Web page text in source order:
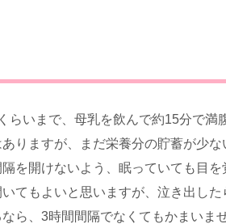
らいまで、母乳を飲んで約15分で満
りますが、まだ栄養分の貯蓄が少
を開けないよう、眠っていても目を
てもよいと思いますが、泣き出し
ら、3時間間隔でなくてもかまいませ